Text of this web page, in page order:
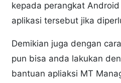
kepada perangkat
aplikasi tersebut jika
Demikian juga dengan
pun bisa anda lakukan
bantuan apliaksi MT